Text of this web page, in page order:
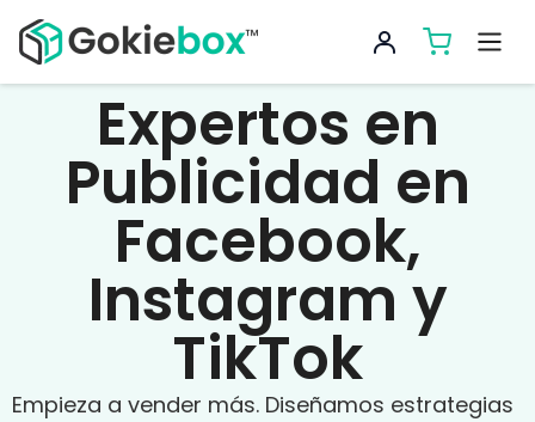
Expertos en
Publicidad en
Facebook,
Instagram y
TikTok
Empieza a vender más. Diseñamos estrategias